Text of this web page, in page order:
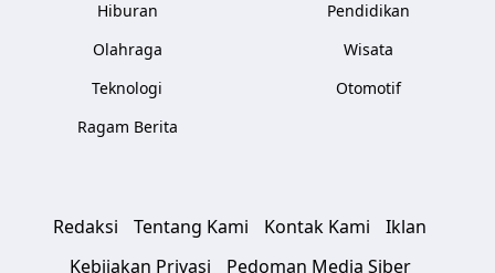
Hiburan
Olahraga
Teknologi
Ragam Berita
Pendidikan
Wisata
Otomotif
Redaksi Tentang Kami Kontak Kami
Iklan
Kebijakan Privasi
Pedoman Media Siber